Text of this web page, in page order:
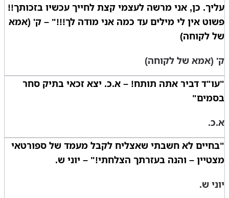
עליך. כן, אני מרשה לעצמי קצת לחייך עכשיו בזכותך!!
פשוט אין לי מילים עד כמה אני מודה לך!!!" – ק' (אמא
של לקוחה)
ק' (אמא של לקוחה)
"עו"ד דביר אתה תותח! – א.כ. יצא זכאי בתיק סחר
בסמים"
א.כ.
"בחיים לא חשבתי שאצליח לקבל מעמד של ספורטאי
מצטיין – והנה בעזרתך הצלחתי!" – יוני ש.
יוני ש.